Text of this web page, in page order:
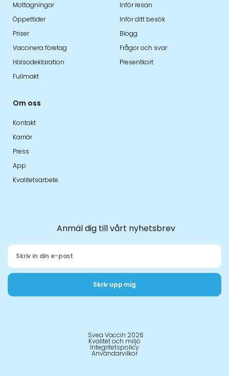
Mottagningar
Öppettider
Priser
Vaccinera företag
Hälsodeklaration
Fullmakt
Inför resan
Inför ditt besök
Blogg
Frågor och svar
Presentkort
Om oss
Kontakt
Karriär
Press
App
Kvalitetsarbete
Anmäl dig till vårt nyhetsbrev
Skriv upp mig
Svea Vaccin 2026
Kvalitet och miljö
Integritetspolicy
Användarvilkor